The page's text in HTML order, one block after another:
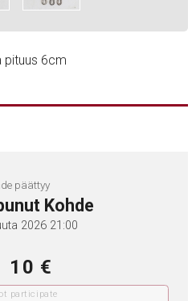
pituus 6cm
päättyy
Kohde
2026 21:00
10 €
participate